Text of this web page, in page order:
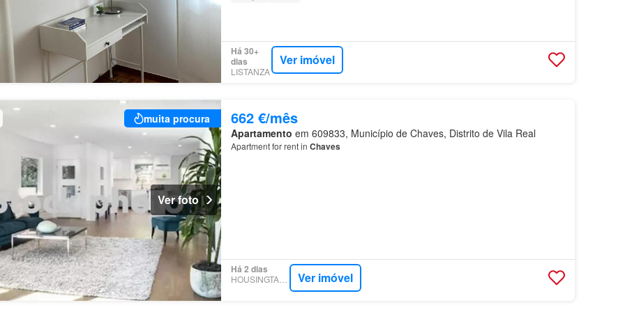
Há 30+
dias
LISTANZA
Ver imóvel
muita procura
Ver foto
662 €/mês
Apartamento em 609833, Município de Chaves, Distrito de Vila Real
Apartment for rent in Chaves
Há 2 dias
HOUSINGTARGET Ver imóvel